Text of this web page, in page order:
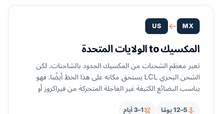
MX
US
المكسيك to الولايات المتحدة
تعبر معظم الشحنات من المكسيك الحدود بالشاحنات. لكن
الشحن البحري LCL يستحق مكانه على هذا الخط أيضًا. فهو
يناسب البضائع الكثيفة غير العاجلة المتحركة من فيراكروز أو
5–12 يومًا 1–3 أيام